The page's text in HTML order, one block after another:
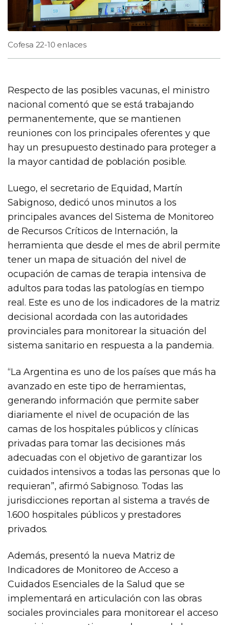
Cofesa 22-10 enlaces
Respecto de las posibles vacunas, el ministro
nacional comentó que se está trabajando
permanentemente, que se mantienen
reuniones con los principales oferentes y que
hay un presupuesto destinado para proteger a
la mayor cantidad de población posible.
Luego, el secretario de Equidad, Martín
Sabignoso, dedicó unos minutos a los
principales avances del Sistema de Monitoreo
de Recursos Críticos de Internación, la
herramienta que desde el mes de abril permite
tener un mapa de situación del nivel de
ocupación de camas de terapia intensiva de
adultos para todas las patologías en tiempo
real. Este es uno de los indicadores de la matriz
decisional acordada con las autoridades
provinciales para monitorear la situación del
sistema sanitario en respuesta a la pandemia.
“La Argentina es uno de los países que más ha
avanzado en este tipo de herramientas,
generando información que permite saber
diariamente el nivel de ocupación de las
camas de los hospitales públicos y clínicas
privadas para tomar las decisiones más
adecuadas con el objetivo de garantizar los
cuidados intensivos a todas las personas que lo
requieran”, afirmó Sabignoso. Todas las
jurisdicciones reportan al sistema a través de
1.600 hospitales públicos y prestadores
privados.
Además, presentó la nueva Matriz de
Indicadores de Monitoreo de Acceso a
Cuidados Esenciales de la Salud que se
implementará en articulación con las obras
sociales provinciales para monitorear el acceso